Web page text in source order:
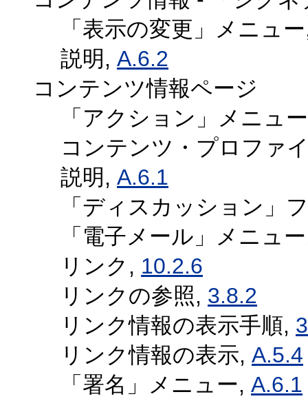
「表示の変更」メニュ
説明, A.6.2
コンテンツ情報ページ
「アクション」メニュ
コンテンツ・プロファ
説明, A.6.1
「ディスカッション」
「電子メール」メニュ
リンク, 10.2.6
リンクの参照, 3.8.2
リンク情報の表示手順,
リンク情報の表示, A.5.4
「署名」メニュー, A.6.1